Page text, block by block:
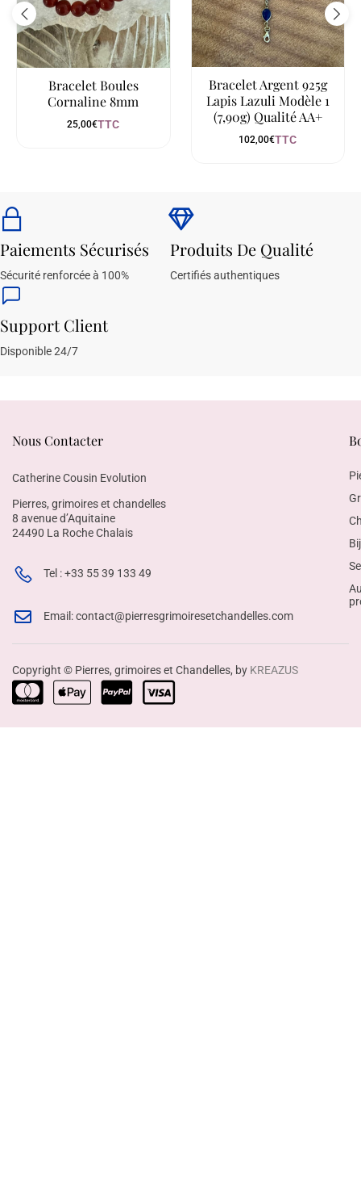
Bracelet Boules
Cornaline 8mm
25,00€TTC
Bracelet Argent 925g
Lapis Lazuli Modèle 1
(7,90g) Qualité AA+
102,00€TTC
Paiements Sécurisés
Sécurité renforcée à 100%
Produits De Qualité
Certifiés authentiques
Support Client
Disponible 24/7
Nous Contacter
Catherine Cousin Evolution
Pierres, grimoires et chandelles
8 avenue d’Aquitaine
24490 La Roche Chalais
Tel : +33 55 39 133 49
Email: contact@pierresgrimoiresetchandelles.com
Copyright © Pierres, grimoires et Chandelles, by KREAZUS